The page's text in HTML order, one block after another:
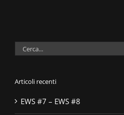
Cerca
Articoli recenti
EWS #7 – EWS #8